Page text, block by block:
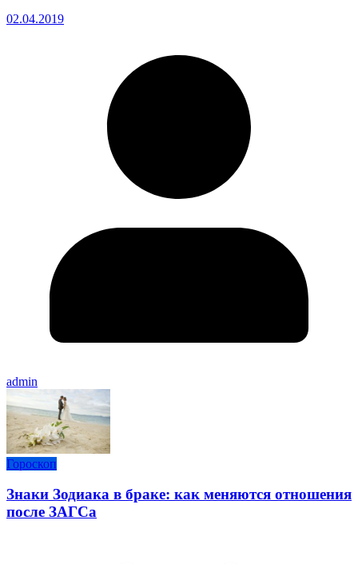
02.04.2019
admin
Гороскоп
Знаки Зодиака в браке: как меняются отношения
после ЗАГСа